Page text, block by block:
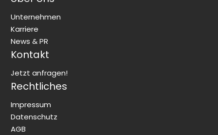
Unternehmen
Karriere
News & PR
Kontakt
Jetzt anfragen!
Rechtliches
Impressum
Datenschutz
AGB